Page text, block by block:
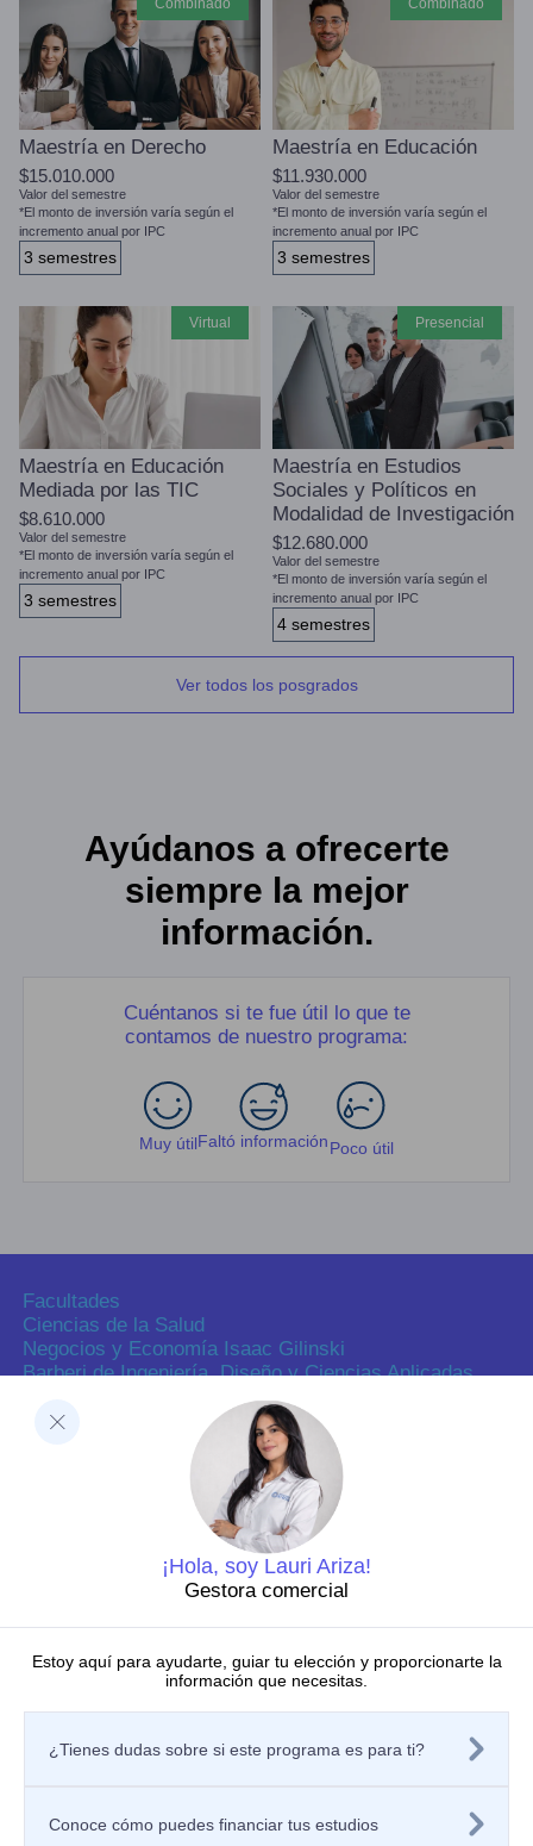
combinado
Maestría en Derecho
$15.010.000
Valor del semestre
*El monto de inversión varía según el
incremento anual por IPC
3 semestres
combinado
Maestría en Educación
$11.930.000
Valor del semestre
*El monto de inversión varía según el
incremento anual por IPC
3 semestres
virtual
Maestría en Educación
Mediada por las TIC
$8.610.000
Valor del semestre
*El monto de inversión varía según el
incremento anual por IPC
3 semestres
presencial
Maestría en Estudios
Sociales y Políticos en
Modalidad de Investigación
$12.680.000
Valor del semestre
*El monto de inversión varía según el
incremento anual por IPC
4 semestres
Ver todos los posgrados
Ayúdanos a ofrecerte
siempre la mejor
información.
Cuéntanos si te fue útil lo que te
contamos de nuestro programa:
Muy útilFaltó informaciónPoco útil
¡Hola, soy Lauri Ariza!
Gestora comercial
Estoy aquí para ayudarte, guiar tu elección y proporcionarte la
información que necesitas.
¿Tienes dudas sobre si este programa es para ti?
Conoce cómo puedes financiar tus estudios
Facultades
Ciencias de la Salud
Negocios y Economía Isaac Gilinski
Barberi de Ingeniería, Diseño y Ciencias Aplicadas
Decanatura de Innovación Educativa y Fortalecimiento
Dirección de Investigaciones
Dirección de investigaciones
Portal de investigación
Grupos y semilleros de investigación
Centros de investigación
Proyectos de investigación
Nuestras publicaciones
Laboratorios
Políticas
Política de privacidad de los sitios web
Política de Seguridad de la Información